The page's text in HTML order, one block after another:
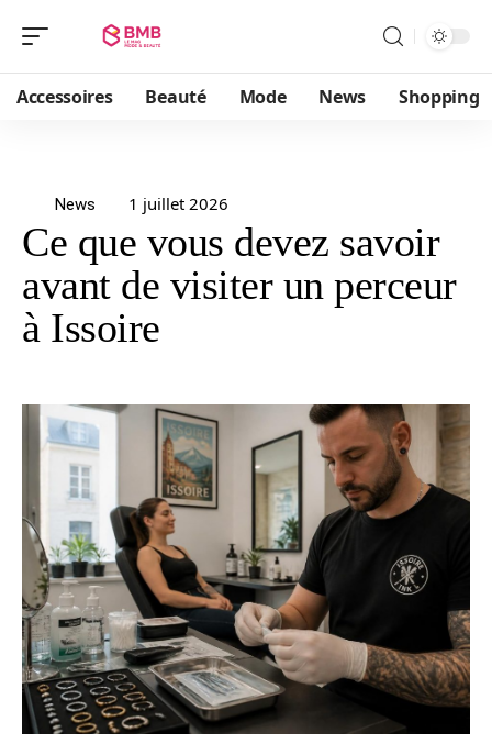
Accessoires Beauté Mode News Shopping
News 1 juillet 2026
Ce que vous devez savoir
avant de visiter un perceur
à Issoire